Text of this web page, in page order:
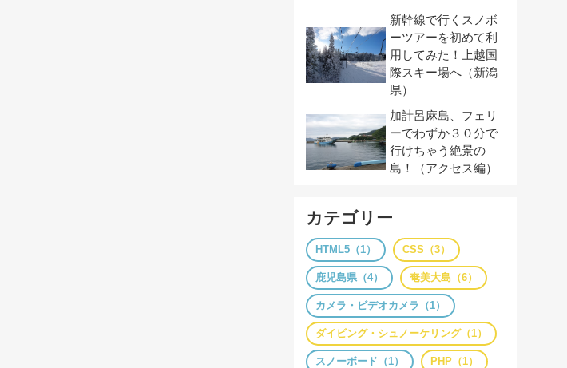
新幹線で行くスノボ
ーツアーを初めて利
用してみた！上越国
際スキー場へ（新潟
県）
加計呂麻島、フェリ
ーでわずか３０分で
行けちゃう絶景の
島！（アクセス編）
カテゴリー
HTML5（1） CSS（3）
鹿児島県（4） 奄美大島（6）
カメラ・ビデオカメラ（1）
ダイビング・シュノーケリング（1）
スノーボード（1） PHP（1）